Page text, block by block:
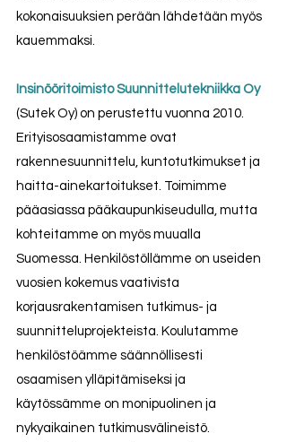
kokonaisuuksien perään lähdetään myös
kauemmaksi.
Insinööritoimisto Suunnittelutekniikka Oy
(Sutek Oy) on perustettu vuonna 2010.
Erityisosaamistamme ovat
rakennesuunnittelu, kuntotutkimukset ja
haitta-ainekartoitukset. Toimimme
pääasiassa pääkaupunkiseudulla, mutta
kohteitamme on myös muualla
Suomessa. Henkilöstöllämme on useiden
vuosien kokemus vaativista
korjausrakentamisen tutkimus- ja
suunnitteluprojekteista. Koulutamme
henkilöstöämme säännöllisesti
osaamisen ylläpitämiseksi ja
käytössämme on monipuolinen ja
nykyaikainen tutkimusvälineistö.